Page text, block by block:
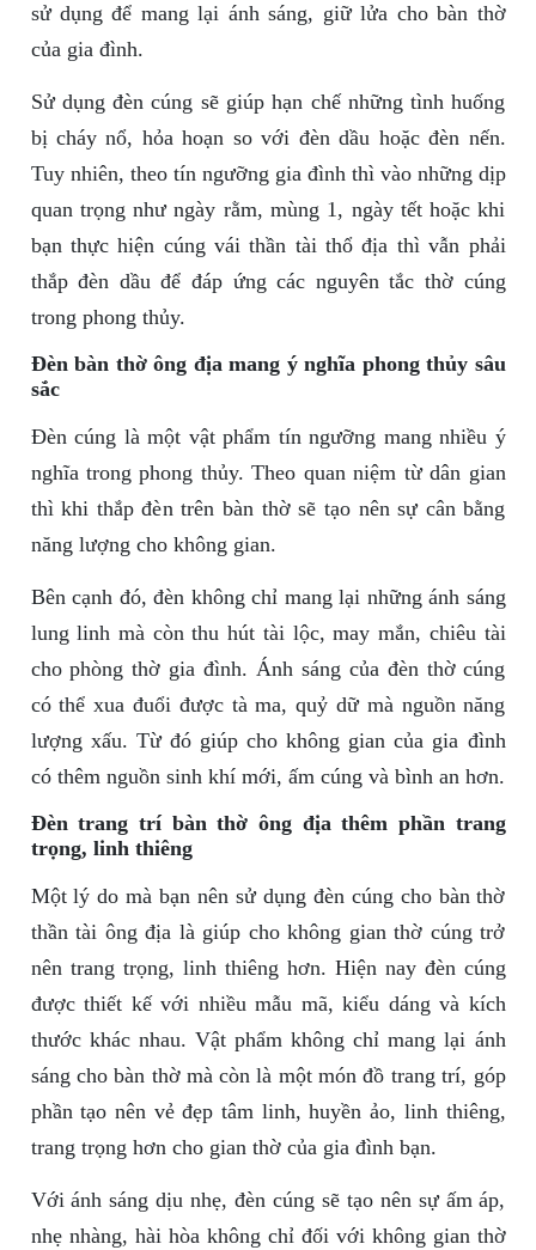
sử dụng để mang lại ánh sáng, giữ lửa cho bàn thờ
của gia đình.
Sử dụng đèn cúng sẽ giúp hạn chế những tình huống
bị cháy nổ, hỏa hoạn so với đèn dầu hoặc đèn nến.
Tuy nhiên, theo tín ngưỡng gia đình thì vào những dịp
quan trọng như ngày rằm, mùng 1, ngày tết hoặc khi
bạn thực hiện cúng vái thần tài thổ địa thì vẫn phải
thắp đèn dầu để đáp ứng các nguyên tắc thờ cúng
trong phong thủy.
Đèn bàn thờ ông địa mang ý nghĩa phong thủy sâu
sắc
Đèn cúng là một vật phẩm tín ngưỡng mang nhiều ý
nghĩa trong phong thủy. Theo quan niệm từ dân gian
thì khi thắp đèn trên bàn thờ sẽ tạo nên sự cân bằng
năng lượng cho không gian.
Bên cạnh đó, đèn không chỉ mang lại những ánh sáng
lung linh mà còn thu hút tài lộc, may mắn, chiêu tài
cho phòng thờ gia đình. Ánh sáng của đèn thờ cúng
có thể xua đuổi được tà ma, quỷ dữ mà nguồn năng
lượng xấu. Từ đó giúp cho không gian của gia đình
có thêm nguồn sinh khí mới, ấm cúng và bình an hơn.
Đèn trang trí bàn thờ ông địa thêm phần trang
trọng, linh thiêng
Một lý do mà bạn nên sử dụng đèn cúng cho bàn thờ
thần tài ông địa là giúp cho không gian thờ cúng trở
nên trang trọng, linh thiêng hơn. Hiện nay đèn cúng
được thiết kế với nhiều mẫu mã, kiểu dáng và kích
thước khác nhau. Vật phẩm không chỉ mang lại ánh
sáng cho bàn thờ mà còn là một món đồ trang trí, góp
phần tạo nên vẻ đẹp tâm linh, huyền ảo, linh thiêng,
trang trọng hơn cho gian thờ của gia đình bạn.
Với ánh sáng dịu nhẹ, đèn cúng sẽ tạo nên sự ấm áp,
nhẹ nhàng, hài hòa không chỉ đối với không gian thờ